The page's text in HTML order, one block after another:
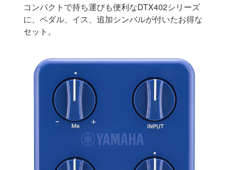
コンパクトで持ち運びも便利なDTX402シリーズ
に、ペダル、イス、追加シンバルが付いたお得な
セット。